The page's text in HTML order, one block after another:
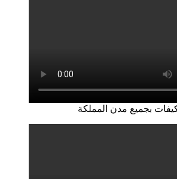
بجميع مدن المملكة